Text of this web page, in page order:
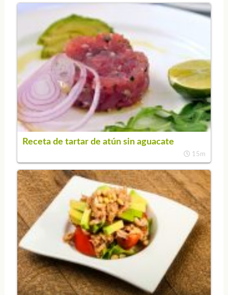
Receta de tartar de atún sin aguacate
15m